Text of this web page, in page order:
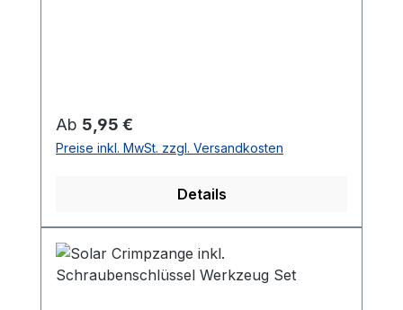
Regulärer Preis:
Ab 5,95 €
Preise inkl. MwSt. zzgl. Versandkosten
Details